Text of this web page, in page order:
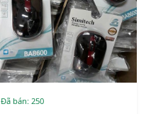
Đã bán: 250